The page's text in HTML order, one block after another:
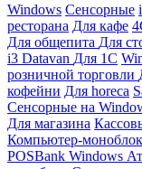
Windows Сенсорные
ресторана Для кафе
Для общепита Для
i3 Datavan Для 1С
розничной торговли
кофейни Для horeca
Сенсорные на
Для магазина
Компьютер-моноблок
POSBank Windows